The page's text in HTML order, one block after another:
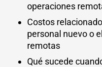
operaciones
Costos
personal nuevo o
remotas
Qué sucede